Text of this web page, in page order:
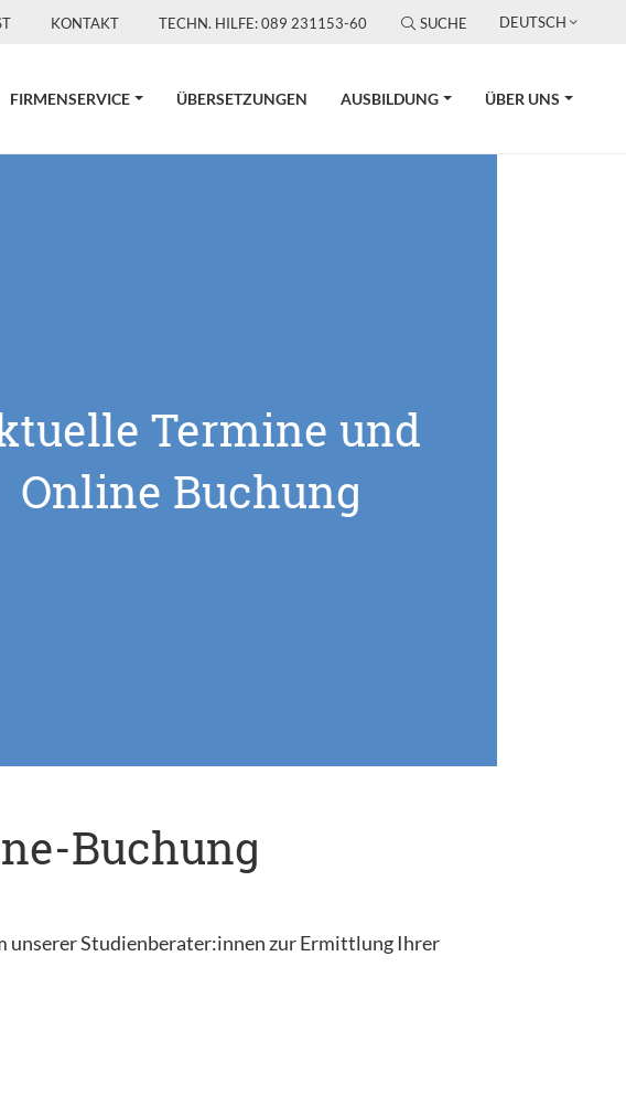
KONTAKT TECHN. HILFE: 089 231153-60 SUCHE DEUTSCH
FIRMENSERVICE ÜBERSETZUNGEN AUSBILDUNG ÜBER UNS
Termine und
Online Buchung
Buchung
unserer Studienberater:innen zur Ermittlung Ihrer